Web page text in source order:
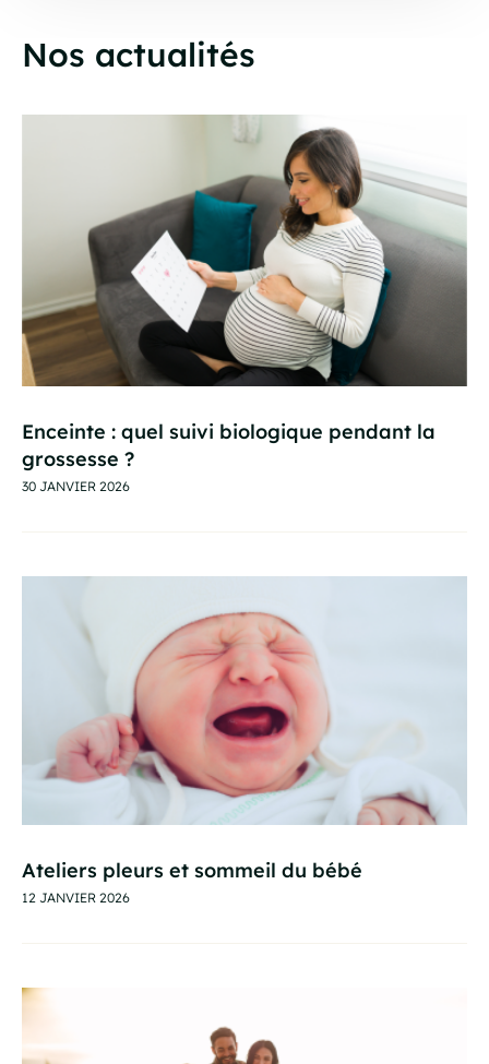
Nos actualités
Enceinte : quel suivi biologique pendant la
grossesse ?
30 JANVIER 2026
Ateliers pleurs et sommeil du bébé
12 JANVIER 2026